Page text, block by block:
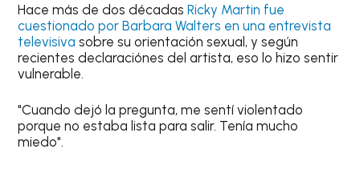
Hace más de dos décadasRicky Martin fue
cuestionado por Barbara Walters en una entrevista
televisivasobre su orientación sexual, y según
recientes declaraciónes del artista, eso lo hizo sentir
vulnerable.
"Cuando dejó la pregunta, me sentí violentado
porque no estaba lista para salir. Tenía mucho
miedo".